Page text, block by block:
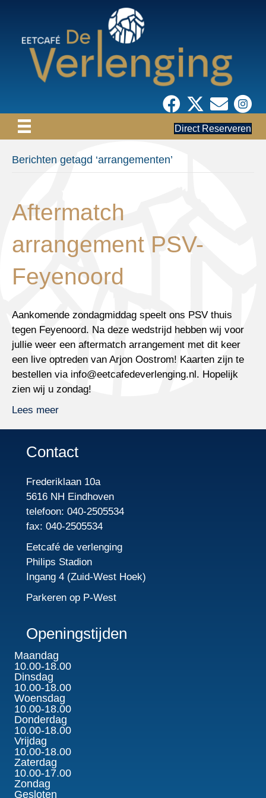
Direct Reserveren
Berichten getagd ‘arrangementen’
Aftermatch
arrangement PSV-
Feyenoord
Aankomende zondagmiddag speelt ons PSV thuis
tegen Feyenoord. Na deze wedstrijd hebben wij voor
jullie weer een aftermatch arrangement met dit keer
een live optreden van Arjon Oostrom! Kaarten zijn te
bestellen via info@eetcafedeverlenging.nl. Hopelijk
zien wij u zondag!
Lees meer
Contact
Frederiklaan 10a
5616 NH Eindhoven
telefoon: 040-2505534
fax: 040-2505534
Eetcafé de verlenging
Philips Stadion
Ingang 4 (Zuid-West Hoek)
Parkeren op P-West
Openingstijden
Maandag
10.00-18.00
Dinsdag
10.00-18.00
Woensdag
10.00-18.00
Donderdag
10.00-18.00
Vrijdag
10.00-18.00
Zaterdag
10.00-17.00
Zondag
Gesloten